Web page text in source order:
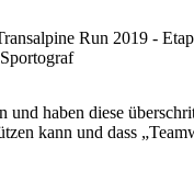
haben diese
kann und dass